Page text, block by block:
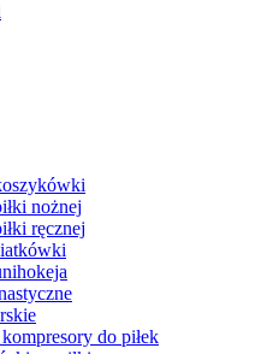
nożnej
ręcznej
do piłek